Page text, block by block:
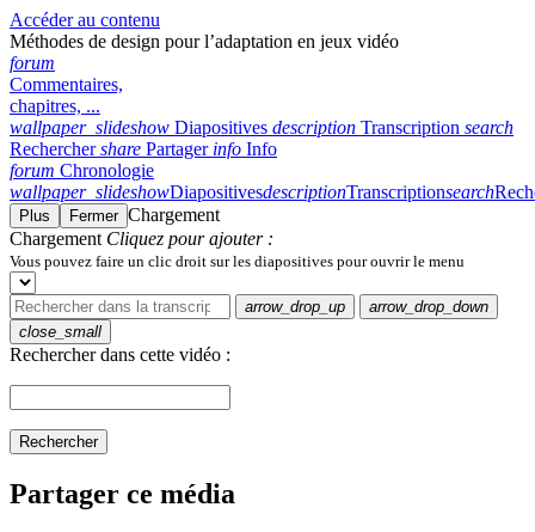
Accéder au contenu
Méthodes de design pour l’adaptation en jeux vidéo
forum
Commentaires,
chapitres, ...
wallpaper_slideshow Diapositives description Transcription search
Rechercher share Partager info Info
forum Chronologie
wallpaper_slideshowDiapositivesdescriptionTranscriptionsearch
Plus Fermer Chargement
Chargement Cliquez pour ajouter :
Vous pouvez faire un clic droit sur les diapositives pour ouvrir le menu
arrow_drop_up
arrow_drop_down
close_small
Rechercher dans cette vidéo :
Rechercher
Partager ce média